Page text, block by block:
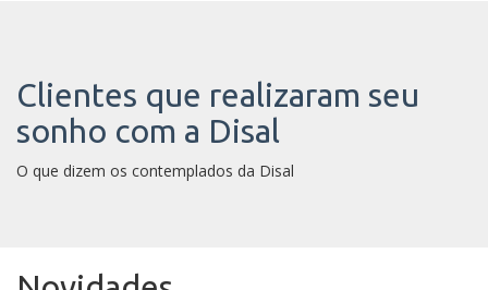
Clientes que realizaram seu
sonho com a Disal
O que dizem os contemplados da Disal